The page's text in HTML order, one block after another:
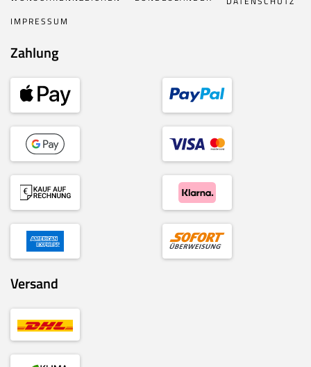
IMPRESSUM
Zahlung
Versand